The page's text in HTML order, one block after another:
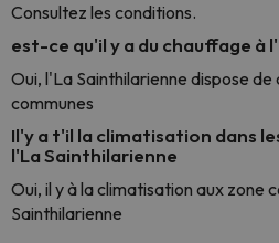
Consultez les conditions.
est-ce qu'il y a du chauffage à
Oui, l'La Sainthilarienne dispose
communes
Il'y a t'il la climatisation dans
l'La Sainthilarienne
Oui, il y à la climatisation aux zone
Sainthilarienne